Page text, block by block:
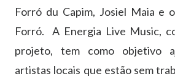
Forró du Capim, Josiel Maia e
Forró. A Energia Live Music,
projeto, tem como objetivo
artistas locais que estão sem